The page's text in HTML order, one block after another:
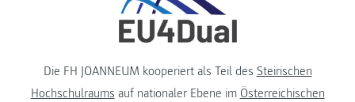
Die FH JOANNEUM kooperiert als Teil des Steirischen
Hochschulraums auf nationaler Ebene im Österreichischen